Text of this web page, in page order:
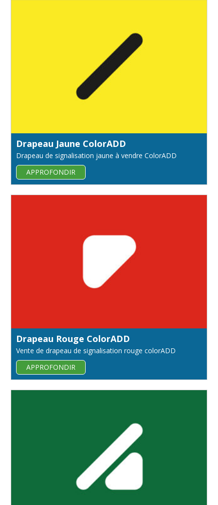
Drapeau Jaune ColorADD
Drapeau de signalisation jaune à vendre ColorADD
APPROFONDIR
Drapeau Rouge ColorADD
Vente de drapeau de signalisation rouge colorADD
APPROFONDIR